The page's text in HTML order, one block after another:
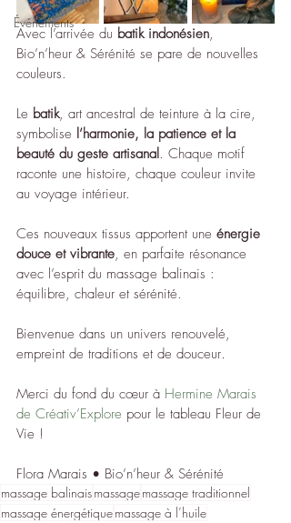
Événements
Avec l’arrivée du batik indonésien,
Bio’n’heur & Sérénité se pare de nouvelles
couleurs.
Le batik, art ancestral de teinture à la cire,
symbolise l’harmonie, la patience et la
beauté du geste artisanal. Chaque motif
raconte une histoire, chaque couleur invite
au voyage intérieur.
Ces nouveaux tissus apportent une énergie
douce et vibrante, en parfaite résonance
avec l’esprit du massage balinais :
équilibre, chaleur et sérénité.
Bienvenue dans un univers renouvelé,
empreint de traditions et de douceur.
Merci du fond du cœur à Hermine Marais
de Créativ’Explore pour le tableau Fleur de
Vie !
Flora Marais • Bio’n’heur & Sérénité
massage balinaismassagemassage traditionnel
massage énergétiquemassage à l’huile